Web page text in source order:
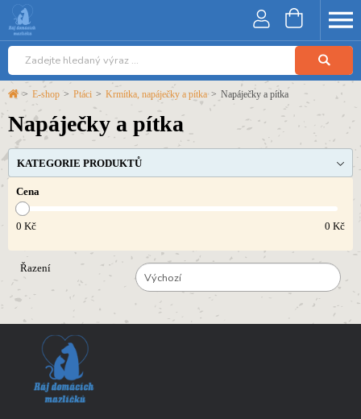
> E-shop > Ptáci > Krmítka, napáječky a pítka > Napáječky a pítka
Napáječky a pítka
KATEGORIE PRODUKTŮ
Cena
0 Kč 0 Kč
Řazení
Výchozí